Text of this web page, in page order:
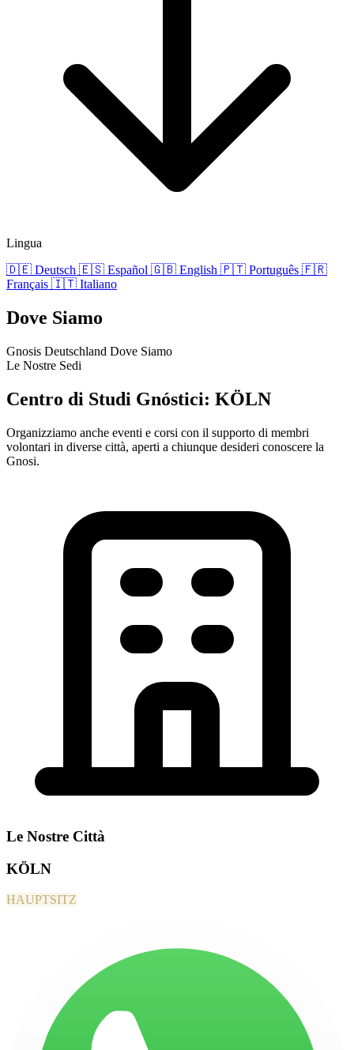
Lingua
🇩🇪 Deutsch 🇪🇸 Español 🇬🇧 English 🇵🇹 Português 🇫🇷
Français 🇮🇹 Italiano
Dove Siamo
Gnosis Deutschland Dove Siamo
Le Nostre Sedi
Centro di Studi Gnóstici: KÖLN
Organizziamo anche eventi e corsi con il supporto di membri
volontari in diverse città, aperti a chiunque desideri conoscere la
Gnosi.
Le Nostre Città
KÖLN
HAUPTSITZ